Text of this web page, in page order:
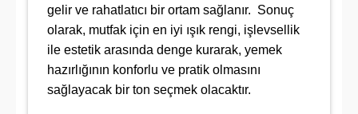
gelir ve rahatlatıcı bir ortam sağlanır. Sonuç
olarak, mutfak için en iyi ışık rengi, işlevsellik
ile estetik arasında denge kurarak, yemek
hazırlığının konforlu ve pratik olmasını
sağlayacak bir ton seçmek olacaktır.